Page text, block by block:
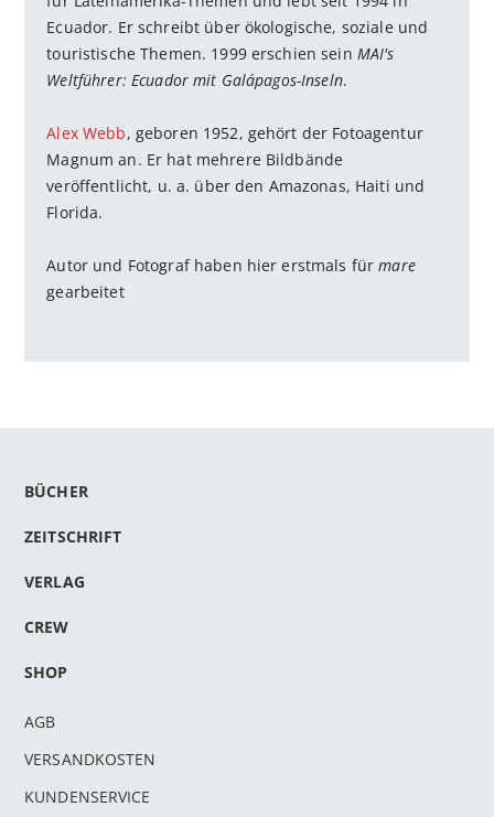
Ecuador. Er schreibt über ökologische, soziale und
touristische Themen. 1999 erschien sein MAI's
Weltführer: Ecuador mit Galápagos-Inseln.
Alex Webb, geboren 1952, gehört der Fotoagentur
Magnum an. Er hat mehrere Bildbände
veröffentlicht, u. a. über den Amazonas, Haiti und
Florida.
Autor und Fotograf haben hier erstmals fürmare
gearbeitet
BÜCHER
ZEITSCHRIFT
VERLAG
CREW
SHOP
AGB
VERSANDKOSTEN
KUNDENSERVICE